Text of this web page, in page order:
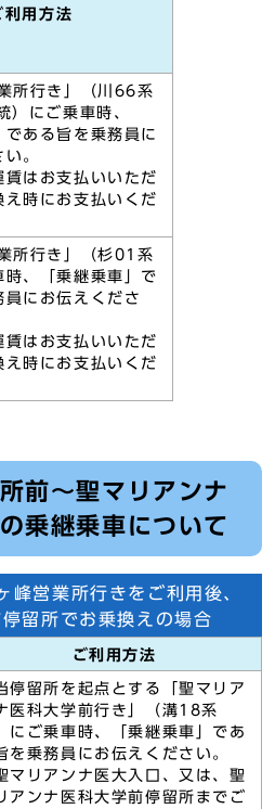
利用方法
行き」（川66系
）にご乗車時、
である旨を乗務員に
。
はお支払いいただ
え時にお支払いくだ
行き」（杉01系
時、「乗継乗車」で
員にお伝えくださ
はお支払いいただ
え時にお支払いくだ
前～聖マリアンナ
乗継乗車について
営業所行きをご利用後、
留所でお乗換えの場合
ご利用方法
留所を起点とする「聖マリア
医科大学前行き」（溝18系
にご乗車時、「乗継乗車」であ
を乗務員にお伝えください。
リアンナ医大入口、又は、聖
アンナ医科大学前停留所までご